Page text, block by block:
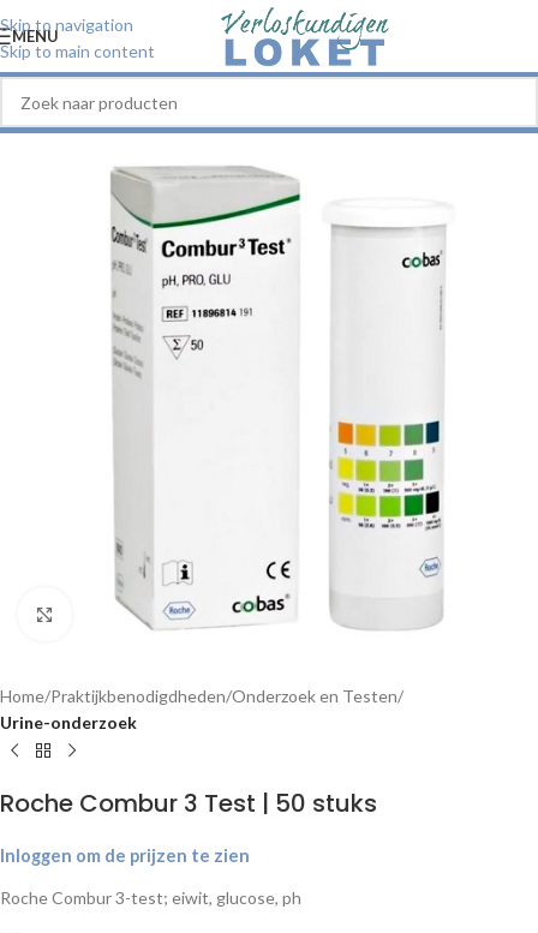
Skip to navigation
Skip to main content
MENU
Klik om te vergroten
Home Praktijkbenodigdheden Onderzoek en Testen
Urine-onderzoek
Roche Combur 3 Test | 50 stuks
Inloggen om de prijzen te zien
Roche Combur 3-test; eiwit, glucose, ph